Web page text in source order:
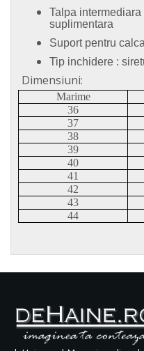
Talpa
suplimentara
Suport pentru
Tip inchidere :
Dimensiuni:
Marime
36
37
38
39
40
41
42
43
44